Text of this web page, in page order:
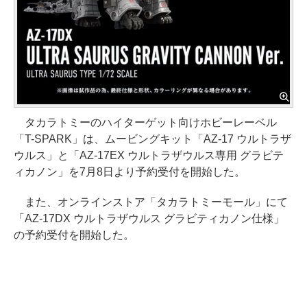
タカラトミーのハイターゲット向けホビーレーベル
「T-SPARK」は、ムービングキット「AZ-17 ウルトラザ
ウルス」と「AZ-17EX ウルトラザウルス専用 グラビテ
ィカノン」を7月8日より予約受付を開始した。
また、オンラインストア「タカラトミーモール」にて
「AZ-17DX ウルトラザウルス グラビティカノン仕様」
の予約受付を開始した。